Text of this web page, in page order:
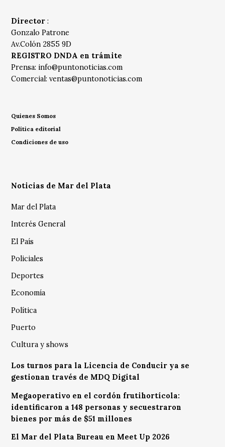
Director :
Gonzalo Patrone
Av.Colón 2855 9D
REGISTRO DNDA en trámite
Prensa: info@puntonoticias.com
Comercial:ventas@puntonoticias.com
Quienes Somos
Política editorial
Condiciones de uso
Noticias de Mar del Plata
Mar del Plata
Interés General
El País
Policiales
Deportes
Economía
Política
Puerto
Cultura y shows
Los turnos para la Licencia de Conducir ya se
gestionan través de MDQ Digital
Megaoperativo en el cordón frutihortícola:
identificaron a 148 personas y secuestraron
bienes por más de $51 millones
El Mar del Plata Bureau en Meet Up 2026